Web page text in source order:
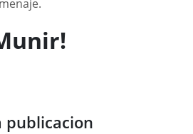
publicacion